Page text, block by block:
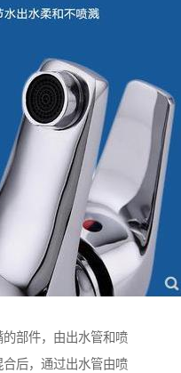
部件，由出水管和喷
后，通过出水管由喷